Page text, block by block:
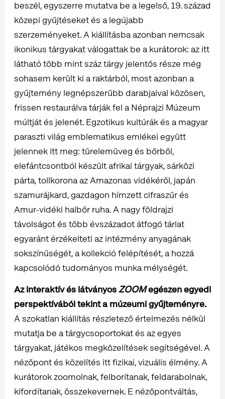
beszél, egyszerre mutatva be a legelső, 19. század
közepi gyűjtéseket és a legújabb
szerzeményeket. A kiállításba azonban nemcsak
ikonikus tárgyakat válogattak be a kurátorok: az itt
látható több mint száz tárgy jelentős része még
sohasem került ki a raktárból, most azonban a
gyűjtemény legnépszerűbb darabjaival közösen,
frissen restaurálva tárják fel a Néprajzi Múzeum
múltját és jelenét. Egzotikus kultúrák és a magyar
paraszti világ emblematikus emlékei együtt
jelennek itt meg: türelemüveg és bőrből,
elefántcsontból készült afrikai tárgyak, sárközi
párta, tollkorona az Amazonas vidékéről, japán
szamurájkard, gazdagon hímzett cifraszűr és
Amur-vidéki halbőr ruha. A nagy földrajzi
távolságot és több évszázadot átfogó tárlat
egyaránt érzékelteti az intézmény anyagának
sokszínűségét, a kollekció felépítését, a hozzá
kapcsolódó tudományos munka mélységét.
Azinteraktív és látványosZOOMegészen egyedi
perspektívából tekint a múzeumi gyűjteményre.
A szokatlan kiállítás részletező értelmezés nélkül
mutatja be a tárgycsoportokat és az egyes
tárgyakat, játékos megközelítések segítségével. A
nézőpont és közelítés itt fizikai, vizuális élmény. A
kurátorok zoomolnak, felborítanak, feldarabolnak,
kifordítanak, összekevernek. E nézőpontváltás,